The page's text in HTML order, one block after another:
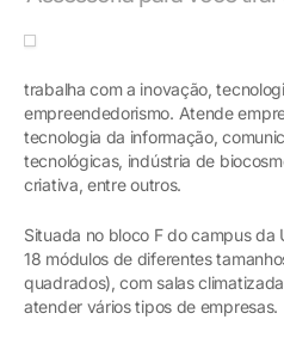
trabalha com a inovação,
empreendedorismo. Atende
tecnologia da informação,
tecnológicas, indústria de
criativa, entre outros.
Situada no bloco F do campus
18 módulos de diferentes
quadrados), com salas
atender vários tipos de empresas.